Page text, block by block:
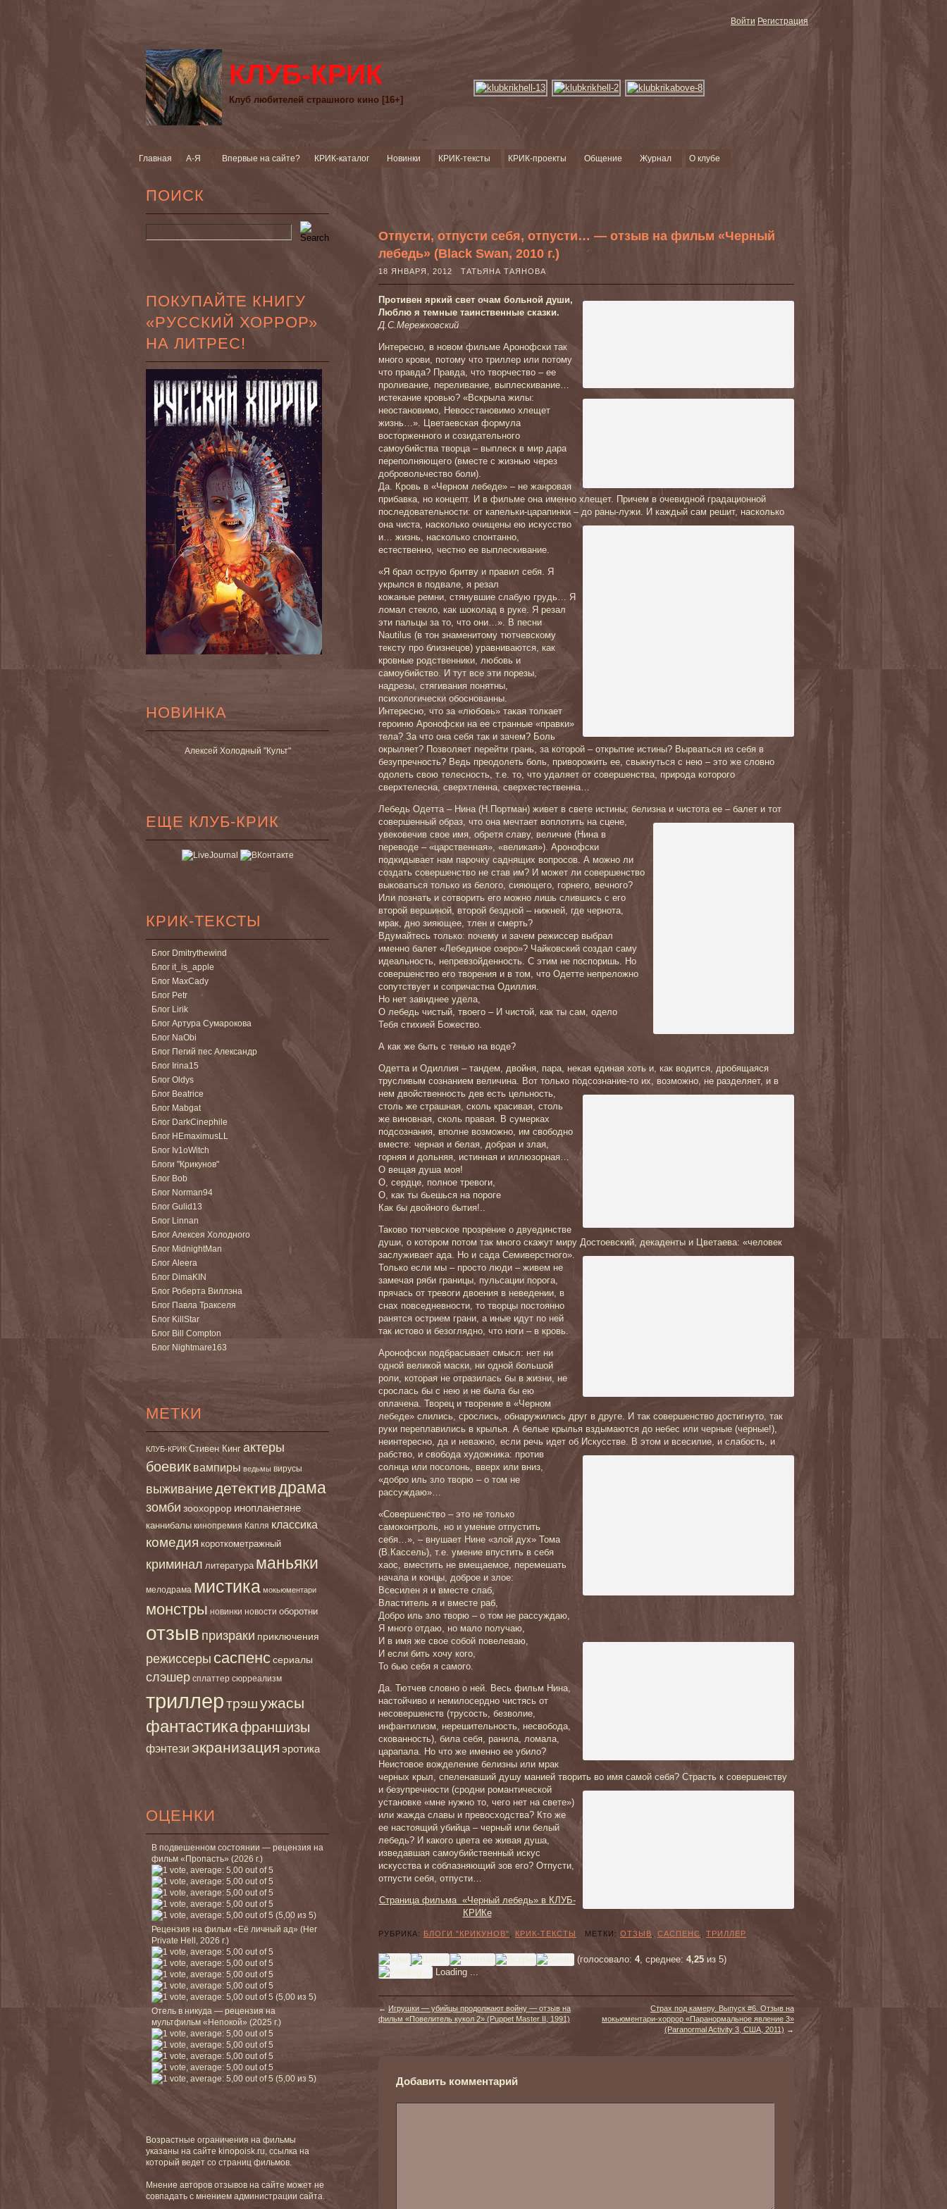
Войти Регистрация
КЛУБ-КРИК
Клуб любителей страшного кино [16+]
Главная А-Я Впервые на сайте? КРИК-каталог Новинки КРИК-тексты КРИК-проекты Общение Журнал О клубе
ПОИСК
ПОКУПАЙТЕ КНИГУ
«РУССКИЙ ХОРРОР»
НА ЛИТРЕС!
НОВИНКА
Алексей Холодный "Культ"
ЕЩЕ КЛУБ-КРИК
КРИК-ТЕКСТЫ
Блог Dmitrythewind
Блог it_is_apple
Блог MaxCady
Блог Petr
Блог Lirik
Блог Артура Сумарокова
Блог NaObi
Блог Пегий пес Александр
Блог Irina15
Блог Oldys
Блог Beatrice
Блог Mabgat
Блог DarkCinephile
Блог HEmaximusLL
Блог Iv1oWitch
Блоги "Крикунов"
Блог Bob
Блог Norman94
Блог Gulid13
Блог Linnan
Блог Алексея Холодного
Блог MidnightMan
Блог Aleera
Блог DimaKIN
Блог Роберта Виллэна
Блог Павла Тракселя
Блог KillStar
Блог Bill Compton
Блог Nightmare163
МЕТКИ
КЛУБ-КРИК Стивен Кинг актеры
боевик вампиры ведьмы вирусы
выживаниедетективдрама
зомби зоохоррор инопланетяне
каннибалы кинопремия Капля классика
комедия короткометражный
криминал литература маньяки
мелодрама мистика мокьюментари
монстры новинки новости оборотни
отзыв призраки приключения
режиссеры саспенссериалы
слэшер сплаттер сюрреализм
триллертрэшужасы
фантастикафраншизы
фэнтези экранизация эротика
ОЦЕНКИ
В подвешенном состоянии — рецензия на
фильм «Пропасть» (2026 г.)
(5,00 из 5)
Рецензия на фильм «Её личный ад» (Her
Private Hell, 2026 г.)
(5,00 из 5)
Отель в никуда — рецензия на
мультфильм «Непокой» (2025 г.)
(5,00 из 5)
Возрастные ограничения на фильмы
указаны на сайте kinopoisk.ru, ссылка на
который ведет со страниц фильмов.
Мнение авторов отзывов на сайте может не
совпадать с мнением администрации сайта.
Отпусти, отпусти себя, отпусти… — отзыв на фильм «Черный
лебедь» (Black Swan, 2010 г.)
18 ЯНВАРЯ, 2012 ТАТЬЯНА ТАЯНОВА
Противен яркий свет очам больной души,
Люблю я темные таинственные сказки.
Д.С.Мережковский
Интересно, в новом фильме Аронофски так
много крови, потому что триллер или потому
что правда? Правда, что творчество – ее
проливание, переливание, выплескивание…
истекание кровью? «Вскрыла жилы:
неостановимо, Невосстановимо хлещет
жизнь…». Цветаевская формула
восторженного и созидательного
самоубийства творца – выплеск в мир дара
переполняющего (вместе с жизнью через
добровольчество боли).
Да. Кровь в «Черном лебеде» – не жанровая
прибавка, но концепт. И в фильме она именно хлещет. Причем в очевидной градационной
последовательности: от капельки-царапинки – до раны-лужи. И каждый сам решит, насколько
она чиста, насколько очищены ею искусство
и… жизнь, насколько спонтанно,
естественно, честно ее выплескивание.
«Я брал острую бритву и правил себя. Я
укрылся в подвале, я резал
кожаные ремни, стянувшие слабую грудь… Я
ломал стекло, как шоколад в руке. Я резал
эти пальцы за то, что они…». В песни
Nautilus (в тон знаменитому тютчевскому
тексту про близнецов) уравниваются, как
кровные родственники, любовь и
самоубийство. И тут все эти порезы,
надрезы, стягивания понятны,
психологически обоснованны.
Интересно, что за «любовь» такая толкает
героиню Аронофски на ее странные «правки»
тела? За что она себя так и зачем? Боль
окрыляет? Позволяет перейти грань, за которой – открытие истины? Вырваться из себя в
безупречность? Ведь преодолеть боль, приворожить ее, свыкнуться с нею – это же словно
одолеть свою телесность, т.е. то, что удаляет от совершенства, природа которого
сверхтелесна, сверхтленна, сверхестественна…
Лебедь Одетта – Нина (Н.Портман) живет в свете истины; белизна и чистота ее – балет и тот
совершенный образ, что она мечтает воплотить на сцене,
увековечив свое имя, обретя славу, величие (Нина в
переводе – «царственная», «великая»). Аронофски
подкидывает нам парочку саднящих вопросов. А можно ли
создать совершенство не став им? И может ли совершенство
выковаться только из белого, сияющего, горнего, вечного?
Или познать и сотворить его можно лишь слившись с его
второй вершиной, второй бездной – нижней, где чернота,
мрак, дно зияющее, тлен и смерть?
Вдумайтесь только: почему и зачем режиссер выбрал
именно балет «Лебединое озеро»? Чайковский создал саму
идеальность, непревзойденность. С этим не поспоришь. Но
совершенство его творения и в том, что Одетте непреложно
сопутствует и сопричастна Одиллия.
Но нет завиднее удела,
О лебедь чистый, твоего – И чистой, как ты сам, одело
Тебя стихией Божество.
А как же быть с тенью на воде?
Одетта и Одиллия – тандем, двойня, пара, некая единая хоть и, как водится, дробящаяся
трусливым сознанием величина. Вот только подсознание-то их, возможно, не разделяет, и в
нем двойственность дев есть цельность,
столь же страшная, сколь красивая, столь
же виновная, сколь правая. В сумерках
подсознания, вполне возможно, им свободно
вместе: черная и белая, добрая и злая,
горняя и дольняя, истинная и иллюзорная…
О вещая душа моя!
О, сердце, полное тревоги,
О, как ты бьешься на пороге
Как бы двойного бытия!..
Таково тютчевское прозрение о двуединстве
души, о котором потом так много скажут миру Достоевский, декаденты и Цветаева: «человек
заслуживает ада. Но и сада Семиверстного».
Только если мы – просто люди – живем не
замечая ряби границы, пульсации порога,
прячась от тревоги двоения в неведении, в
снах повседневности, то творцы постоянно
ранятся острием грани, а иные идут по ней
так истово и безоглядно, что ноги – в кровь.
Аронофски подбрасывает смысл: нет ни
одной великой маски, ни одной большой
роли, которая не отразилась бы в жизни, не
срослась бы с нею и не была бы ею
оплачена. Творец и творение в «Черном
лебеде» слились, срослись, обнаружились друг в друге. И так совершенство достигнуто, так
руки переплавились в крылья. А белые крылья вздымаются до небес или черные (черные!),
неинтересно, да и неважно, если речь идет об Искусстве. В этом и всесилие, и слабость, и
рабство, и свобода художника: против
солнца или посолонь, вверх или вниз,
«добро иль зло творю – о том не
рассуждаю»…
«Совершенство – это не только
самоконтроль, но и умение отпустить
себя…», – внушает Нине «злой дух» Тома
(В.Кассель), т.е. умение впустить в себя
хаос, вместить не вмещаемое, перемешать
начала и концы, доброе и злое:
Всесилен я и вместе слаб,
Властитель я и вместе раб,
Добро иль зло творю – о том не рассуждаю,
Я много отдаю, но мало получаю,
И в имя же свое собой повелеваю,
И если бить хочу кого,
То бью себя я самого.
Да. Тютчев словно о ней. Весь фильм Нина,
настойчиво и немилосердно чистясь от
несовершенств (трусость, безволие,
инфантилизм, нерешительность, несвобода,
скованность), била себя, ранила, ломала,
царапала. Но что же именно ее убило?
Неистовое вожделение белизны или мрак
черных крыл, спеленавший душу манией творить во имя самой себя? Страсть к совершенству
и безупречности (сродни романтической
установке «мне нужно то, чего нет на свете»)
или жажда славы и превосходства? Кто же
ее настоящий убийца – черный или белый
лебедь? И какого цвета ее живая душа,
изведавшая самоубийственный искус
искусства и соблазняющий зов его? Отпусти,
отпусти себя, отпусти…
Страница фильма «Черный лебедь» в КЛУБ-
КРИКе
РУБРИКА: БЛОГИ "КРИКУНОВ" КРИК-ТЕКСТЫ МЕТКИ: ОТЗЫВ САСПЕНС ТРИЛЛЕР
(голосовало: 4, среднее: 4,25 из 5)
Loading ...
← Игрушки — убийцы продолжают войну — отзыв на
фильм «Повелитель кукол 2» (Puppet Master II, 1991)
Страх под камеру. Выпуск #6. Отзыв на
мокьюментари-хоррор «Паранормальное явление 3»
(Paranormal Activity 3, США, 2011) →
Добавить комментарий